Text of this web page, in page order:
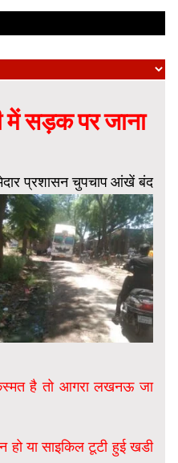
में सड़क पर जाना
प्रशासन चुपचाप आंखें बंद
है तो आगरा लखनऊ जा
या साइकिल टूटी हुई खडी